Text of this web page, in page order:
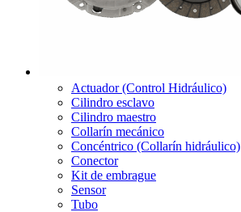
Actuador (Control Hidráulico)
Cilindro esclavo
Cilindro maestro
Collarín mecánico
Concéntrico (Collarín hidráulico)
Conector
Kit de embrague
Sensor
Tubo